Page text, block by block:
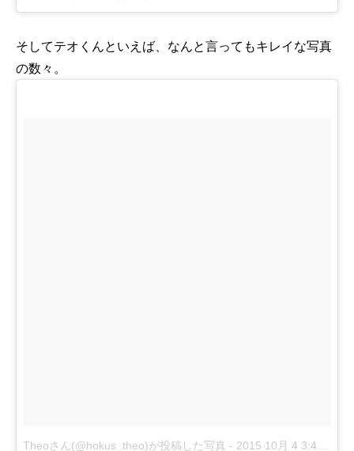
そしてテオくんといえば、なんと言ってもキレイな写真
の数々。
Theoさん(@hokus_theo)が投稿した写真 - 2015 10月 4 3:46午前 PDT